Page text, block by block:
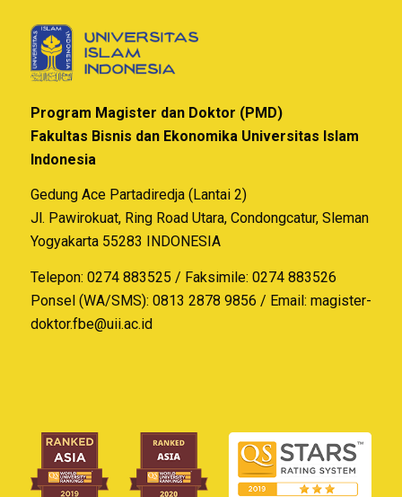
Program Magister dan Doktor (PMD)
Fakultas Bisnis dan Ekonomika Universitas Islam
Indonesia
Gedung Ace Partadiredja (Lantai 2)
Jl. Pawirokuat, Ring Road Utara, Condongcatur, Sleman
Yogyakarta 55283 INDONESIA
Telepon: 0274 883525 / Faksimile: 0274 883526
Ponsel (WA/SMS): 0813 2878 9856 / Email: magister-
doktor.fbe@uii.ac.id